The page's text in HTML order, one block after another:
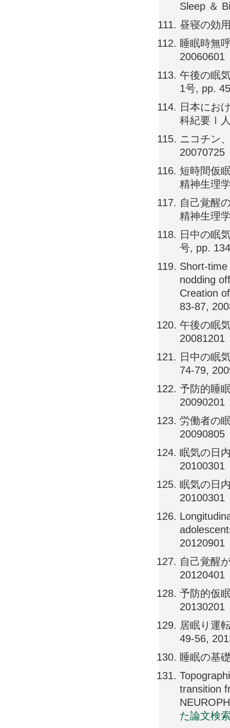
Sleep ＆
昼寝の効
睡眠時無
20060601
午後の眠
1号, pp.
日本にお
科紀要Ⅰ
ニコチン
20070725
短時間仮
精神生理
自己覚醒
精神生理
日中の眠
号, pp.
Short-
nodding
Creation
83-87,
午後の眠
20081201
日中の眠
74-79,
予防的睡
20090201
労働者の
20090805
眠気の日
20100301
眠気の日
20100301
20120901
自己覚醒
20120401
予防的仮
20130201
居眠り運
49-56,
睡眠の基
transition
た論文検